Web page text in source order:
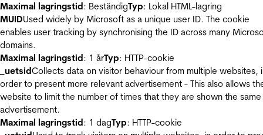
Maximal lagringstid: BeständigTyp: Lokal HTML-lagring
MUIDUsed widely by Microsoft as a unique user ID. The cookie
enables user tracking by synchronising the ID across many
domains.
Maximal lagringstid: 1 årTyp: HTTP-cookie
_uetsidCollects data on visitor behaviour from multiple websites,
order to present more relevant advertisement - This also allows
website to limit the number of times that they are shown the same
advertisement.
Maximal lagringstid: 1 dagTyp: HTTP-cookie